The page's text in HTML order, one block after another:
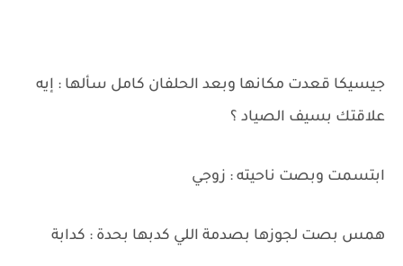
جيسيكا قعدت مكانها وبعد الحلفان كامل سألها : إيه
علاقتك بسيف الصياد ؟
ابتسمت وبصت ناحيته : زوجي
همس بصت لجوزها بصدمة اللي كدبها بحدة : كدابة